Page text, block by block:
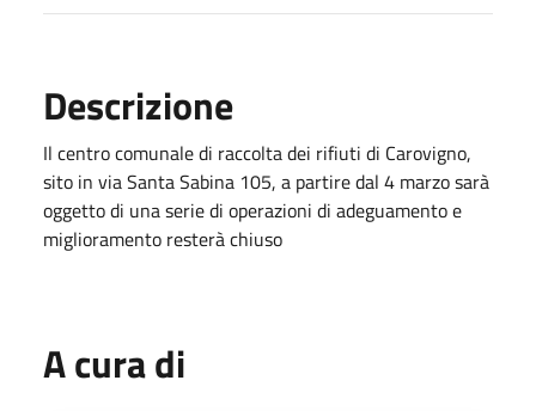
Descrizione
Il centro comunale di raccolta dei rifiuti di Carovigno,
sito in via Santa Sabina 105, a partire dal 4 marzo sarà
oggetto di una serie di operazioni di adeguamento e
miglioramento resterà chiuso
A cura di